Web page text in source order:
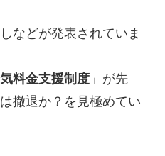
などが発表されていま
料金支援制度」が先
撤退か？を見極めてい